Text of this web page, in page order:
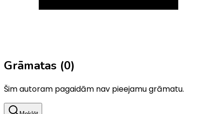
Grāmatas (0)
Šim autoram pagaidām nav pieejamu grāmatu.